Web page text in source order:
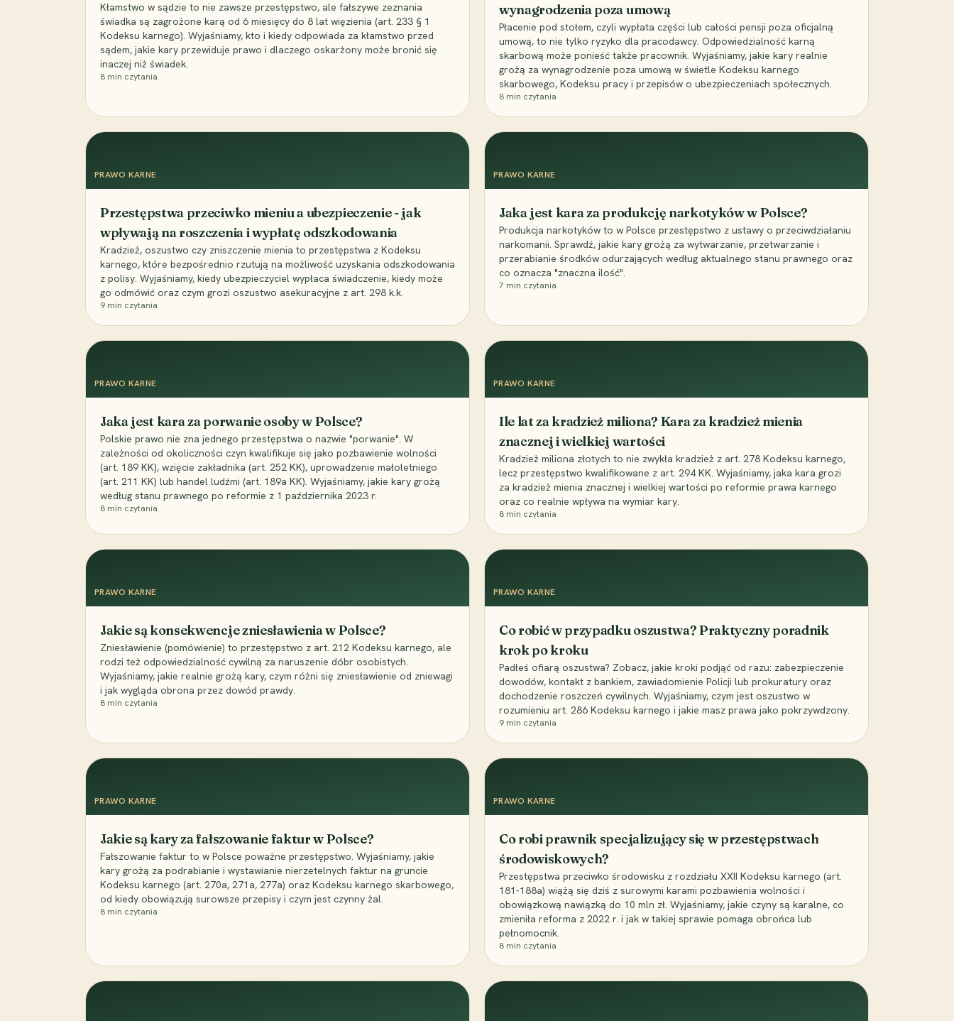
Kłamstwo w sądzie to nie zawsze przestępstwo, ale fałszywe zeznania
świadka są zagrożone karą od 6 miesięcy do 8 lat więzienia (art. 233 § 1
Kodeksu karnego). Wyjaśniamy, kto i kiedy odpowiada za kłamstwo przed
sądem, jakie kary przewiduje prawo i dlaczego oskarżony może bronić się
inaczej niż świadek.
8 min czytania
wynagrodzenia poza umową
Płacenie pod stołem, czyli wypłata części lub całości pensji poza oficjalną
umową, to nie tylko ryzyko dla pracodawcy. Odpowiedzialność karną
skarbową może ponieść także pracownik. Wyjaśniamy, jakie kary realnie
grożą za wynagrodzenie poza umową w świetle Kodeksu karnego
skarbowego, Kodeksu pracy i przepisów o ubezpieczeniach społecznych.
8 min czytania
PRAWO KARNE
Przestępstwa przeciwko mieniu a ubezpieczenie - jak
wpływają na roszczenia i wypłatę odszkodowania
Kradzież, oszustwo czy zniszczenie mienia to przestępstwa z Kodeksu
karnego, które bezpośrednio rzutują na możliwość uzyskania odszkodowania
z polisy. Wyjaśniamy, kiedy ubezpieczyciel wypłaca świadczenie, kiedy może
go odmówić oraz czym grozi oszustwo asekuracyjne z art. 298 k.k.
9 min czytania
PRAWO KARNE
Jaka jest kara za produkcję narkotyków w Polsce?
Produkcja narkotyków to w Polsce przestępstwo z ustawy o przeciwdziałaniu
narkomanii. Sprawdź, jakie kary grożą za wytwarzanie, przetwarzanie i
przerabianie środków odurzających według aktualnego stanu prawnego oraz
co oznacza "znaczna ilość".
7 min czytania
PRAWO KARNE
Jaka jest kara za porwanie osoby w Polsce?
Polskie prawo nie zna jednego przestępstwa o nazwie "porwanie". W
zależności od okoliczności czyn kwalifikuje się jako pozbawienie wolności
(art. 189 KK), wzięcie zakładnika (art. 252 KK), uprowadzenie małoletniego
(art. 211 KK) lub handel ludźmi (art. 189a KK). Wyjaśniamy, jakie kary grożą
według stanu prawnego po reformie z 1 października 2023 r.
8 min czytania
PRAWO KARNE
Ile lat za kradzież miliona? Kara za kradzież mienia
znacznej i wielkiej wartości
Kradzież miliona złotych to nie zwykła kradzież z art. 278 Kodeksu karnego,
lecz przestępstwo kwalifikowane z art. 294 KK. Wyjaśniamy, jaka kara grozi
za kradzież mienia znacznej i wielkiej wartości po reformie prawa karnego
oraz co realnie wpływa na wymiar kary.
8 min czytania
PRAWO KARNE
Jakie są konsekwencje zniesławienia w Polsce?
Zniesławienie (pomówienie) to przestępstwo z art. 212 Kodeksu karnego, ale
rodzi też odpowiedzialność cywilną za naruszenie dóbr osobistych.
Wyjaśniamy, jakie realnie grożą kary, czym różni się zniesławienie od zniewagi
i jak wygląda obrona przez dowód prawdy.
8 min czytania
PRAWO KARNE
Co robić w przypadku oszustwa? Praktyczny poradnik
krok po kroku
Padłeś ofiarą oszustwa? Zobacz, jakie kroki podjąć od razu: zabezpieczenie
dowodów, kontakt z bankiem, zawiadomienie Policji lub prokuratury oraz
dochodzenie roszczeń cywilnych. Wyjaśniamy, czym jest oszustwo w
rozumieniu art. 286 Kodeksu karnego i jakie masz prawa jako pokrzywdzony.
9 min czytania
PRAWO KARNE
Jakie są kary za fałszowanie faktur w Polsce?
Fałszowanie faktur to w Polsce poważne przestępstwo. Wyjaśniamy, jakie
kary grożą za podrabianie i wystawianie nierzetelnych faktur na gruncie
Kodeksu karnego (art. 270a, 271a, 277a) oraz Kodeksu karnego skarbowego,
od kiedy obowiązują surowsze przepisy i czym jest czynny żal.
8 min czytania
PRAWO KARNE
Co robi prawnik specjalizujący się w przestępstwach
środowiskowych?
Przestępstwa przeciwko środowisku z rozdziału XXII Kodeksu karnego (art.
181-188a) wiążą się dziś z surowymi karami pozbawienia wolności i
obowiązkową nawiązką do 10 mln zł. Wyjaśniamy, jakie czyny są karalne, co
zmieniła reforma z 2022 r. i jak w takiej sprawie pomaga obrońca lub
pełnomocnik.
8 min czytania